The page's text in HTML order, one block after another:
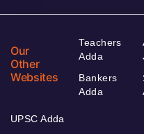
Our
Other
Websites
Teachers
Adda
Bankers
Adda
UPSC Adda